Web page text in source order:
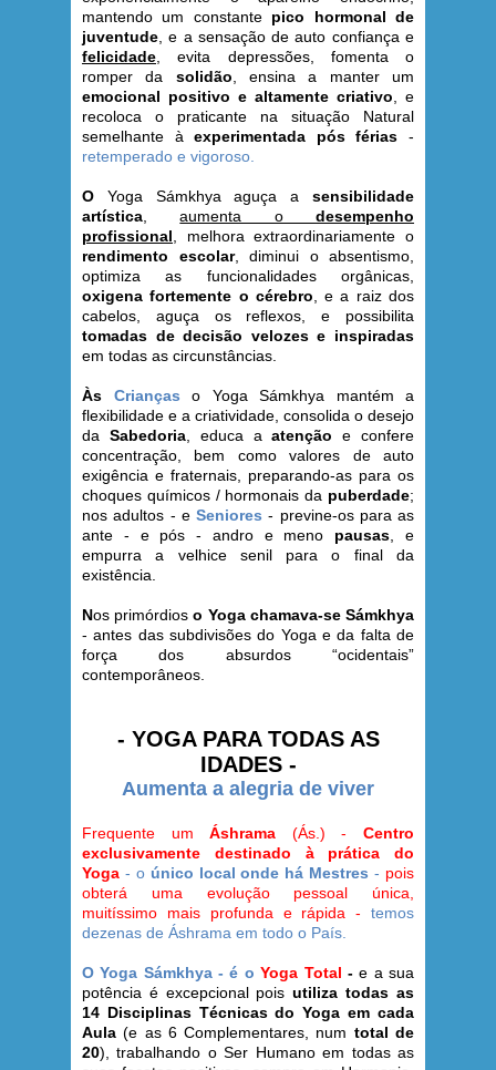
mantendo um constante pico hormonal de
juventude , e a sensação de auto confiança e
felicidade , evita depressões, fomenta o
romper da solidão , ensina a manter um
emocional positivo e altamente criativo , e
recoloca o praticante na situação Natural
semelhante àexperimentada pós férias-
retemperado e vigoroso.
O Yoga Sámkhya aguça a sensibilidade
artística ,aumenta odesempenho
profissional , melhora extraordinariamente o
rendimento escolar, diminui o absentismo,
optimiza as funcionalidades orgânicas,
oxigena fortemente o cérebro , e a raiz dos
cabelos, aguça os reflexos, e possibilita
tomadas de decisão velozes e inspiradas
em todas as circunstâncias.
Às Crianças o Yoga Sámkhya mantém a
flexibilidade e a criatividade, consolida o desejo
da Sabedoria, educa aatenção e confere
concentração, bem como valores de auto
exigência e fraternais, preparando-as para os
choques químicos / hormonais da puberdade;
nos adultos - e Seniores - previne-os para as
ante - e pós - andro e meno pausas , e
empurra a velhice senil para o final da
existência.
Nos primórdioso Yoga chamava-se Sámkhya
- antes das subdivisões do Yoga e da falta de
força dos absurdos “ocidentais”
contemporâneos.
- YOGA PARA TODAS AS
IDADES -
Aumenta a alegria de viver
Frequente umÁshrama (Ás.) -Centro
exclusivamente destinado à prática do
Yoga - o único local onde há Mestres - pois
obterá uma evolução pessoal única,
muitíssimo mais profunda e rápida - temos
dezenas de Áshrama em todo o País.
O Yoga Sámkhya - é o Yoga Total -e a sua
potência é excepcional poisutiliza todas as
14 Disciplinas Técnicas do Yoga em cada
Aula (e as 6 Complementares, num total de
20), trabalhando o Ser Humano em todas as